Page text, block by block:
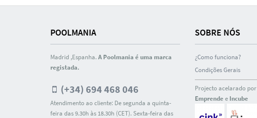
POOLMANIA
Madrid ,Espanha.A Poolmania é uma marca
registada.
(+34) 694 468 046
Atendimento ao cliente: De segunda a quinta-
feira das 9.30h às 18.30h (CET). Sexta-feira das
SOBRE NÓS
¿Como funciona?
Condições Gerais
Projecto acelarado por
Emprendee Incube